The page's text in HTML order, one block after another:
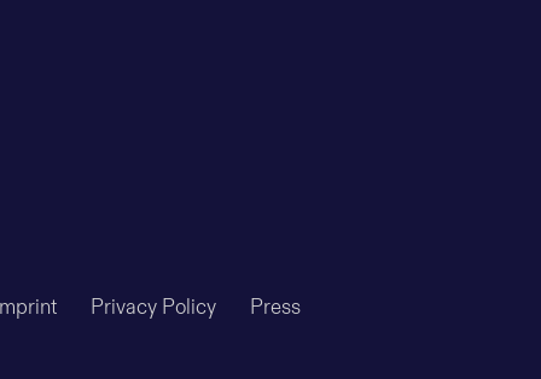
Imprint Privacy Policy Press